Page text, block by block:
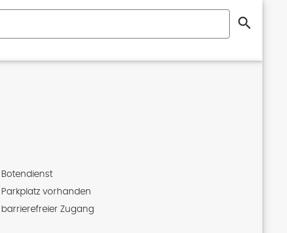
search
Botendienst
Parkplatz vorhanden
barrierefreier Zugang